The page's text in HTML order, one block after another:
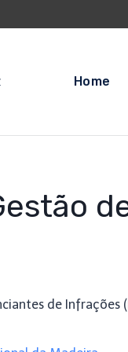
Home
de Infrações